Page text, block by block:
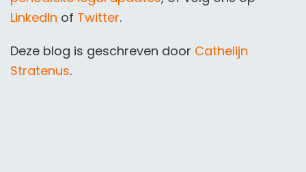
LinkedIn of Twitter.
Deze blog is geschreven door Cathelijn
Stratenus.